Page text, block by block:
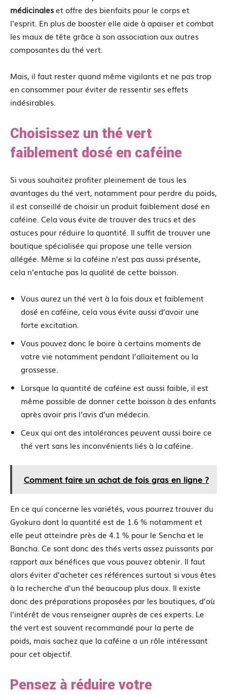
médicinaleset offre des bienfaits pour le corps et
l’esprit. En plus de booster elle aide à apaiser et combat
les maux de tête grâce à son association aux autres
composantes du thé vert.
Mais, il faut rester quand même vigilants et ne pas trop
en consommer pour éviter de ressentir ses effets
indésirables.
Choisissez un thé vert
faiblement dosé en caféine
Si vous souhaitez profiter pleinement de tous les
avantages du thé vert, notamment pour perdre du poids,
il est conseillé de choisir un produit faiblement dosé en
caféine. Cela vous évite de trouver des trucs et des
astuces pour réduire la quantité. Il suffit de trouver une
boutique spécialisée qui propose une telle version
allégée. Même si la caféine n’est pas aussi présente,
cela n’entache pas la qualité de cette boisson.
Vous aurez un thé vert à la fois doux et faiblement
dosé en caféine, cela vous évite aussi d’avoir une
forte excitation.
Vous pouvez donc le boire à certains moments de
votre vie notamment pendant l’allaitement ou la
grossesse.
Lorsque la quantité de caféine est aussi faible, il est
même possible de donner cette boisson à des enfants
après avoir pris l’avis d’un médecin.
Ceux qui ont des intolérances peuvent aussi boire ce
thé vert sans les inconvénients liés à la caféine.
Comment faire un achat de fois gras en ligne ?
En ce qui concerne les variétés, vous pourrez trouver du
Gyokuro dont la quantité est de 1.6 % notamment et
elle peut atteindre près de 4.1 % pour le Sencha et le
Bancha. Ce sont donc des thés verts assez puissants par
rapport aux bénéfices que vous pouvez obtenir. Il faut
alors éviter d’acheter ces références surtout si vous êtes
à la recherche d’un thé beaucoup plus doux. Il existe
donc des préparations proposées par les boutiques, d’où
l’intérêt de vous renseigner auprès de ces experts. Le
thé vert est souvent recommandé pour la perte de
poids, mais sachez que la caféine a un rôle intéressant
pour cet objectif.
Pensez à réduire votre